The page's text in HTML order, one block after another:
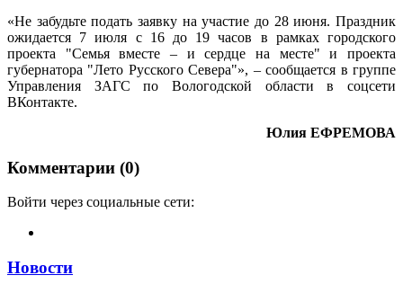
«Не забудьте подать заявку на участие до 28 июня. Праздник
ожидается 7 июля с 16 до 19 часов в рамках городского
проекта "Семья вместе – и сердце на месте" и проекта
губернатора "Лето Русского Севера"», – сообщается в группе
Управления ЗАГС по Вологодской области в соцсети
ВКонтакте.
Юлия ЕФРЕМОВА
Комментарии (0)
Войти через социальные сети:
Новости